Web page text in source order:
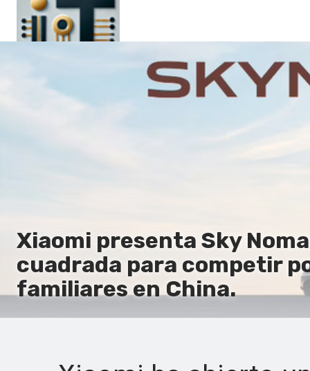
Xiaomi presenta Sky
cuadrada para competir
familiares en China.